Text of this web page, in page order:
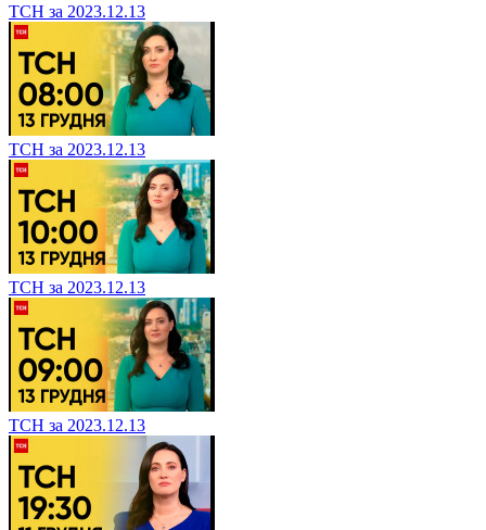
ТСН за 2023.12.13
ТСН за 2023.12.13
ТСН за 2023.12.13
ТСН за 2023.12.13